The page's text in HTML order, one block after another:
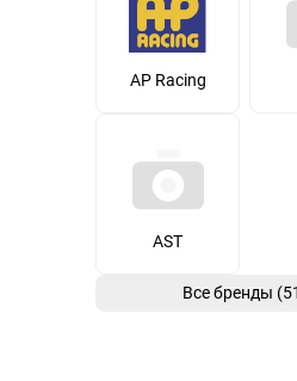
AP Racing
AST
Все бренды